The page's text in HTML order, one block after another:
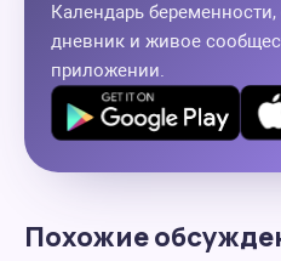
Календарь беременности,
дневник и живое
приложении.
Похожие